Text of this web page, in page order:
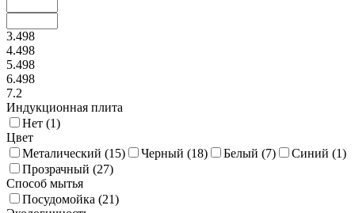
3.498
4.498
5.498
6.498
7.2
Индукционная плита
Нет (1)
Цвет
Металический (15) Черный (18) Белый (7) Синий (1)
Прозрачный (27)
Способ мытья
Посудомойка (21)